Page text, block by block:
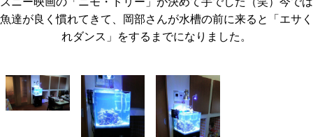
魚達が良く慣れてきて、岡部さんが水槽の前に来ると「エサく
れダンス」をするまでになりました。